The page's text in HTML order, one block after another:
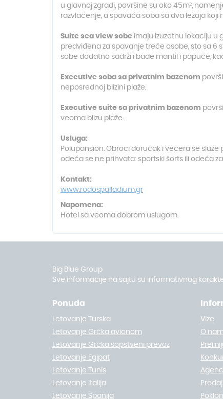
u glavnoj zgradi, površine su oko 45m²,
razvlačenje, a spavaća soba sa dva ležaja koji
Suite sea view sobe imaju izuzetnu lokaciju u
predviđena za spavanje treće osobe, sto sa 6
sobe dodatno sadrži i bade mantil i papuče,
Executive soba sa privatnim bazenom
neposrednoj blizini plaže.
Executive suite sa privatnim bazenom
veoma blizu plaže.
Usluga:
Polupansion. Obroci doručak i večera se
odeća se ne prihvata: sportski šorts ili odeća
Kontakt:
www.rodospalladium.gr
Napomena:
Hotel sa veoma dobrom uslugom.
Big Blue Group
Sve informacije na sajtu su informativnog
Ponuda
Letovanje Turska
Letovanje Grčka avionom
Letovanje Grčka sopstveni prevoz
Letovanje Egipat
Letovanje Tunis
Letovanje Italija
Letovanje Španija
Vize
O